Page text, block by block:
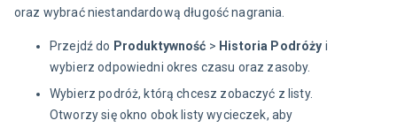
oraz wybrać niestandardową długość nagrania.
Przejdź do Produktywność > Historia Podróży i
wybierz odpowiedni okres czasu oraz zasoby.
Wybierz podróż, którą chcesz zobaczyć z listy.
Otworzy się okno obok listy wycieczek, aby